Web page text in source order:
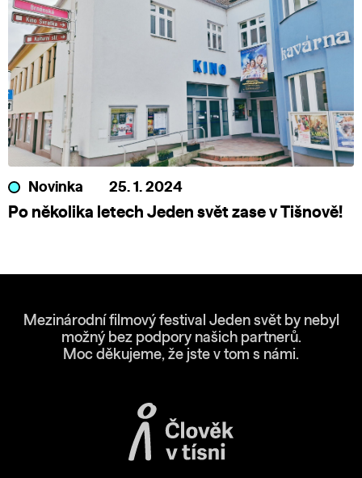
Novinka 25. 1. 2024
Po několika letech Jeden svět zase v Tišnově!
Mezinárodní filmový festival Jeden svět by nebyl
možný bez podpory našich partnerů.
Moc děkujeme, že jste v tom s námi.